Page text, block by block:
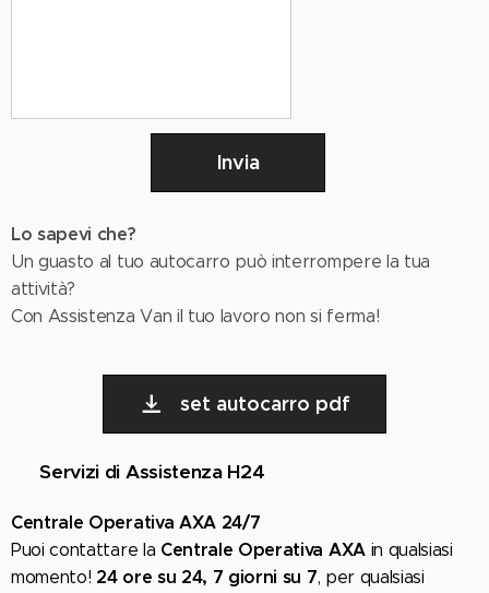
Invia
Lo sapevi che?
Un guasto al tuo autocarro può interrompere la tua
attività?
Con Assistenza Van il tuo lavoro non si ferma!
set autocarro pdf
🚗Servizi di Assistenza H24
Centrale Operativa AXA 24/7
Puoi contattare la Centrale Operativa AXAin qualsiasi
momento! 24 ore su 24, 7 giorni su 7, per qualsiasi